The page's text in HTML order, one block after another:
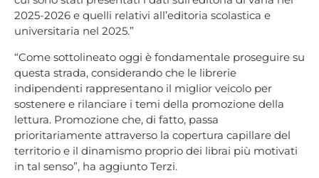
2025-2026 e quelli relativi all’editoria scolastica e
universitaria nel 2025.”
“Come sottolineato oggi è fondamentale proseguire su
questa strada, considerando che le librerie
indipendenti rappresentano il miglior veicolo per
sostenere e rilanciare i temi della promozione della
lettura. Promozione che, di fatto, passa
prioritariamente attraverso la copertura capillare del
territorio e il dinamismo proprio dei librai più motivati
in tal senso”, ha aggiunto Terzi.